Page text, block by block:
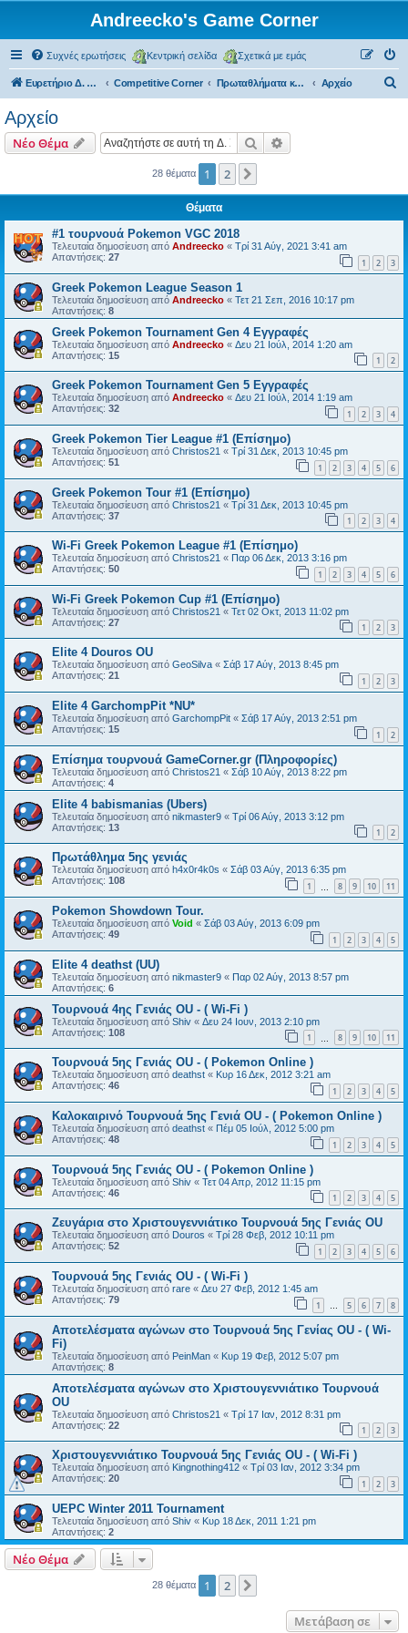
Andreecko's Game Corner
Συχνές ερωτήσεις Κεντρική σελίδα Σχετικά με εμάς
Ευρετήριο Δ. Συζήτησης Competitive Corner Πρωταθλήματα και Τουρνουά Αρχείο
η
Αρχείο
Νέο Θέμα Αναζήτηση
28 θέματα 1 2
Θέματα
#1 τουρνουά Pokemon VGC 2018
Τελευταία δημοσίευση από Andreecko « Τρί 31 Αύγ, 2021 3:41 am
Απαντήσεις: 27 1 2 3
Greek Pokemon League Season 1
Τελευταία δημοσίευση από Andreecko « Τετ 21 Σεπ, 2016 10:17 pm
Απαντήσεις: 8
Greek Pokemon Tournament Gen 4 Εγγραφές
Τελευταία δημοσίευση από Andreecko « Δευ 21 Ιούλ, 2014 1:20 am
Απαντήσεις: 15 1 2
Greek Pokemon Tournament Gen 5 Εγγραφές
Τελευταία δημοσίευση από Andreecko « Δευ 21 Ιούλ, 2014 1:19 am
Απαντήσεις: 32 1 2 3 4
Greek Pokemon Tier League #1 (Επίσημο)
Τελευταία δημοσίευση από Christos21 « Τρί 31 Δεκ, 2013 10:45 pm
Απαντήσεις: 51 1 2 3 4 5 6
Greek Pokemon Tour #1 (Επίσημο)
Τελευταία δημοσίευση από Christos21 « Τρί 31 Δεκ, 2013 10:45 pm
Απαντήσεις: 37 1 2 3 4
Wi-Fi Greek Pokemon League #1 (Επίσημο)
Τελευταία δημοσίευση από Christos21 « Παρ 06 Δεκ, 2013 3:16 pm
Απαντήσεις: 50 1 2 3 4 5 6
Wi-Fi Greek Pokemon Cup #1 (Επίσημο)
Τελευταία δημοσίευση από Christos21 « Τετ 02 Οκτ, 2013 11:02 pm
Απαντήσεις: 27 1 2 3
Elite 4 Douros OU
Τελευταία δημοσίευση από GeoSilva « Σάβ 17 Αύγ, 2013 8:45 pm
Απαντήσεις: 21 1 2 3
Elite 4 GarchompPit *NU*
Τελευταία δημοσίευση από GarchompPit « Σάβ 17 Αύγ, 2013 2:51 pm
Απαντήσεις: 15 1 2
Επίσημα τουρνουά GameCorner.gr (Πληροφορίες)
Τελευταία δημοσίευση από Christos21 « Σάβ 10 Αύγ, 2013 8:22 pm
Απαντήσεις: 4
Elite 4 babismanias (Ubers)
Τελευταία δημοσίευση από nikmaster9 « Τρί 06 Αύγ, 2013 3:12 pm
Απαντήσεις: 13 1 2
Πρωτάθλημα 5ης γενιάς
Τελευταία δημοσίευση από h4x0r4k0s « Σάβ 03 Αύγ, 2013 6:35 pm
Απαντήσεις: 108 1 8 9 10 11
Pokemon Showdown Tour.
Τελευταία δημοσίευση από Void « Σάβ 03 Αύγ, 2013 6:09 pm
Απαντήσεις: 49 1 2 3 4 5
Elite 4 deathst (UU)
Τελευταία δημοσίευση από nikmaster9 « Παρ 02 Αύγ, 2013 8:57 pm
Απαντήσεις: 6
Τουρνουά 4ης Γενιάς OU - ( Wi-Fi )
Τελευταία δημοσίευση από Shiv « Δευ 24 Ιουν, 2013 2:10 pm
Απαντήσεις: 108 1 8 9 10 11
Τουρνουά 5ης Γενιάς OU - ( Pokemon Online )
Τελευταία δημοσίευση από deathst « Κυρ 16 Δεκ, 2012 3:21 am
Απαντήσεις: 46 1 2 3 4 5
Καλοκαιρινό Τουρνουά 5ης Γενιά OU - ( Pokemon Online )
Τελευταία δημοσίευση από deathst « Πέμ 05 Ιούλ, 2012 5:00 pm
Απαντήσεις: 48 1 2 3 4 5
Τουρνουά 5ης Γενιάς OU - ( Pokemon Online )
Τελευταία δημοσίευση από Shiv « Τετ 04 Απρ, 2012 11:15 pm
Απαντήσεις: 46 1 2 3 4 5
Ζευγάρια στο Χριστουγεννιάτικο Τουρνουά 5ης Γενιάς OU
Τελευταία δημοσίευση από Douros « Τρί 28 Φεβ, 2012 10:11 pm
Απαντήσεις: 52 1 2 3 4 5 6
Τουρνουά 5ης Γενιάς OU - ( Wi-Fi )
Τελευταία δημοσίευση από rare « Δευ 27 Φεβ, 2012 1:45 am
Απαντήσεις: 79 1 5 6 7 8
Αποτελέσματα αγώνων στο Τουρνουά 5ης Γενίας OU - ( Wi-
Fi)
Τελευταία δημοσίευση από PeinMan « Κυρ 19 Φεβ, 2012 5:07 pm
Απαντήσεις: 8
Αποτελέσματα αγώνων στο Χριστουγεννιάτικο Τουρνουά
OU
Τελευταία δημοσίευση από Christos21 « Τρί 17 Ιαν, 2012 8:31 pm
Απαντήσεις: 22 1 2 3
Χριστουγεννιάτικο Τουρνουά 5ης Γενιάς OU - ( Wi-Fi )
Τελευταία δημοσίευση από Kingnothing412 « Τρί 03 Ιαν, 2012 3:34 pm
Απαντήσεις: 20 1 2 3
UEPC Winter 2011 Tournament
Τελευταία δημοσίευση από Shiv « Κυρ 18 Δεκ, 2011 1:21 pm
Απαντήσεις: 2
Νέο Θέμα
28 θέματα 1 2
Μετάβαση σε